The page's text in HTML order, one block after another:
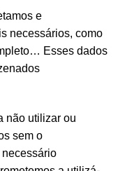
e
necessários, como
Esses dados
não utilizar ou
sem o